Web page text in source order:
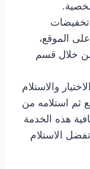
تخفيضات
الموقع،
خلال قسم
والاستلام
ثم استلامه من
هذه الخدمة
الاستلام